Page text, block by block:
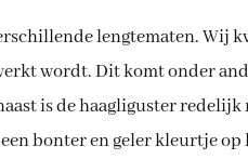
lengtematen. Wij
wordt. Dit komt onder
is de haagliguster
bonter en geler kleurtje